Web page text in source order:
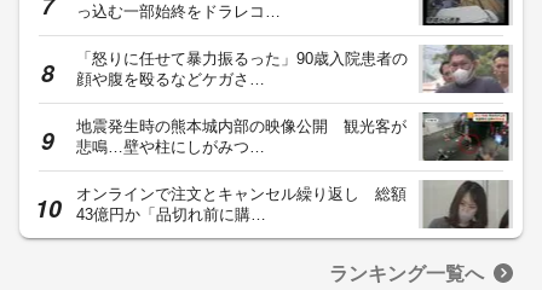
っ込む一部始終をドラレコ…
「怒りに任せて暴力振るった」90歳入院患者の
顔や腹を殴るなどケガさ…
地震発生時の熊本城内部の映像公開 観光客が
悲鳴…壁や柱にしがみつ…
オンラインで注文とキャンセル繰り返し 総額
43億円か「品切れ前に購…
ランキング一覧へ